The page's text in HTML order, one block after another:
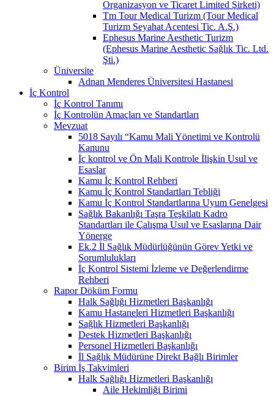
Organizasyon ve Ticaret Limited Şirketi)
Tm Tour Medical Turizm (Tour Medical
Turizm Seyahat Acentesi Tic. A.Ş.)
Ephesus Marine Aesthetic Turizm
(Ephesus Marine Aesthetic Sağlık Tic. Ltd.
Şti.)
Üniversite
Adnan Menderes Üniversitesi Hastanesi
İç Kontrol
İç Kontrol Tanımı
İç Kontrolün Amaçları ve Standartları
Mevzuat
5018 Sayılı “Kamu Mali Yönetimi ve Kontrolü
Kanunu
İç kontrol ve Ön Mali Kontrole İlişkin Usul ve
Esaslar
Kamu İç Kontrol Rehberi
Kamu İç Kontrol Standartları Tebliği
Kamu İç Kontrol Standartlarına Uyum Genelgesi
Sağlık Bakanlığı Taşra Teşkilatı Kadro
Standartları ile Çalışma Usul ve Esaslarına Dair
Yönerge
Ek.2 İl Sağlık Müdürlüğünün Görev Yetki ve
Sorumlulukları
İç Kontrol Sistemi İzleme ve Değerlendirme
Rehberi
Rapor Döküm Formu
Halk Sağlığı Hizmetleri Başkanlığı
Kamu Hastaneleri Hizmetleri Başkanlığı
Sağlık Hizmetleri Başkanlığı
Destek Hizmetleri Başkanlığı
Personel Hizmetleri Başkanlığı
İl Sağlık Müdürüne Direkt Bağlı Birimler
Birim İş Takvimleri
Halk Sağlığı Hizmetleri Başkanlığı
Aile Hekimliği Birimi